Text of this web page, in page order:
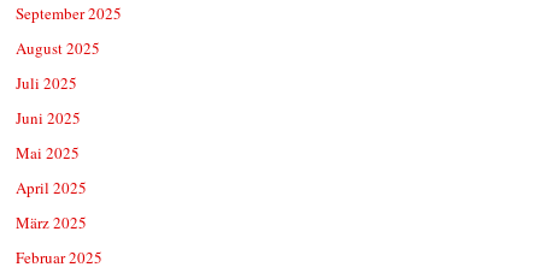
September 2025
August 2025
Juli 2025
Juni 2025
Mai 2025
April 2025
März 2025
Februar 2025